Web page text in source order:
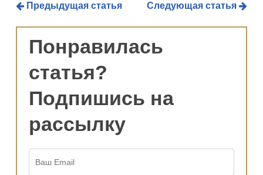
Предыдущая статья Следующая статья
Понравилась
статья?
Подпишись на
рассылку